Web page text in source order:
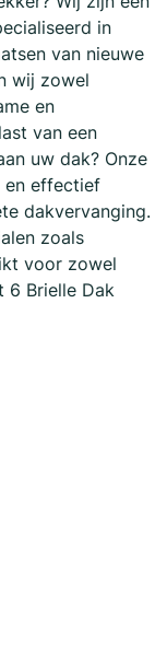
in
van nieuwe
wij zowel
en
van een
uw dak? Onze
en effectief
dakvervanging.
zoals
voor zowel
6 Brielle Dak